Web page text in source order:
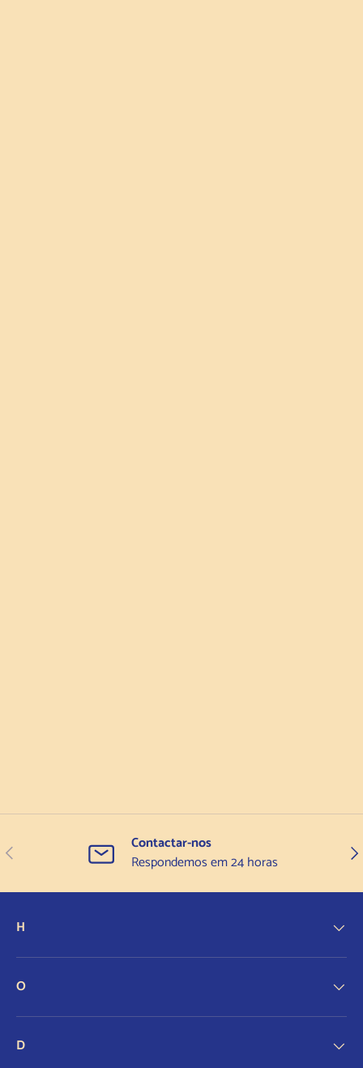
Anterior
Contactar-nos
Respondemos em 24 horas
H
O
D